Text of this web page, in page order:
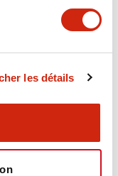
les détails
Et Normes